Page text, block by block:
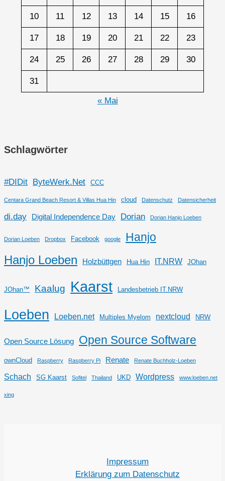
10 11 12 13 14 15 16
17 18 19 20 21 22 23
24 25 26 27 28 29 30
31
« Mai
Schlagwörter
#DIDit ByteWerk.Net CCC
Centara Grand Beach Resort & Villas Hua Hin cloud Datenschutz Datensicherheit
di.day Digital Independence Day Dorian Dorian Hanjo Loeben
Dorian Loeben Dropbox Facebook google
Hanjo
Hanjo Loeben
Holzbüttgen Hua Hin IT.NRW JOhan
JOhan™ Kaalug Kaarst Landesbetrieb IT.NRW
Loeben Loeben.net Multiples Myelom nextcloud NRW
Open Source Lösung Open Source Software
ownCloud Raspberry Raspberry Pi Renate Renate Buchholz-Loeben
Schach SG Kaarst Sofitel Thailand UKD Wordpress www.loeben.net
xing
Impressum
Erklärung zum Datenschutz